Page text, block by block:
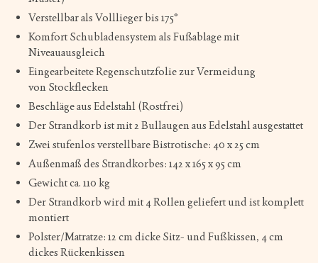
Verstellbar als Volllieger bis 175°
Komfort Schubladensystem als Fußablage mit
Niveauausgleich
Eingearbeitete Regenschutzfolie zur Vermeidung
von Stockflecken
Beschläge aus Edelstahl (Rostfrei)
Der Strandkorb ist mit 2 Bullaugen aus Edelstahl ausgestattet
Zwei stufenlos verstellbare Bistrotische: 40 x 25 cm
Außenmaß des Strandkorbes: 142 x 165 x 95 cm
Gewicht ca. 110 kg
Der Strandkorb wird mit 4 Rollen geliefert und ist komplett
montiert
Polster/Matratze: 12 cm dicke Sitz- und Fußkissen, 4 cm
dickes Rückenkissen